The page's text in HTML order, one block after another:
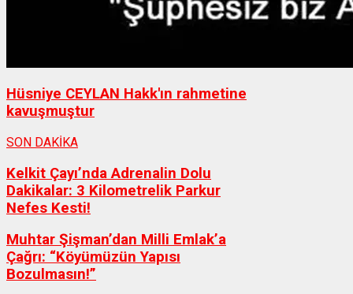
Hüsniye CEYLAN Hakk'ın rahmetine
kavuşmuştur
SON DAKİKA
Kelkit Çayı’nda Adrenalin Dolu
Dakikalar: 3 Kilometrelik Parkur
Nefes Kesti!
Muhtar Şişman’dan Milli Emlak’a
Çağrı: “Köyümüzün Yapısı
Bozulmasın!”